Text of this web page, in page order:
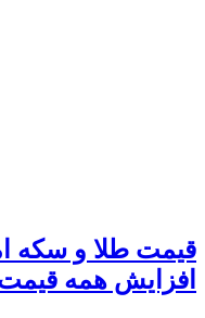
افزایش همه